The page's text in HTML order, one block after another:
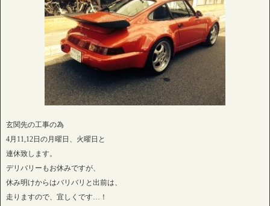
玄関先の工事の為
4月11,12日の月曜日、火曜日と
連休致します。
デリバリーもお休みですが、
休み明けからはバリバリと出前は、
走りますので、宜しくです…！